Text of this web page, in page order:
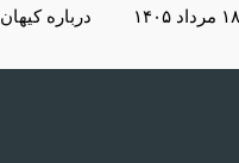
درباره کیهان